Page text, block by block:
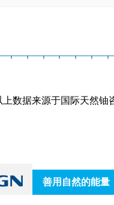
上数据来源于国际天然铀
善用自然的能量